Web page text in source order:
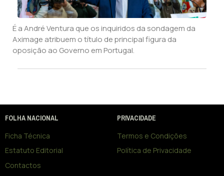
É a André Ventura que os inquiridos da sondagem da
Aximage atribuem o título de principal figura da
oposição ao Governo em Portugal.
FOLHA NACIONAL
Ficha Técnica
Estatuto Editorial
Contactos
PRIVACIDADE
Termos e Condições
Política de Privacidade